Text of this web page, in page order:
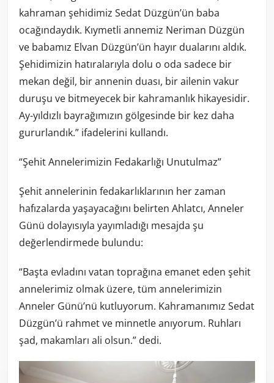
kahraman şehidimiz Sedat Düzgün’ün baba
ocağındaydık. Kıymetli annemiz Neriman Düzgün
ve babamız Elvan Düzgün’ün hayır dualarını aldık.
Şehidimizin hatıralarıyla dolu o oda sadece bir
mekan değil, bir annenin duası, bir ailenin vakur
duruşu ve bitmeyecek bir kahramanlık hikayesidir.
Ay-yıldızlı bayrağımızın gölgesinde bir kez daha
gururlandık.” ifadelerini kullandı.
“Şehit Annelerimizin Fedakarlığı Unutulmaz”
Şehit annelerinin fedakarlıklarının her zaman
hafızalarda yaşayacağını belirten Ahlatcı, Anneler
Günü dolayısıyla yayımladığı mesajda şu
değerlendirmede bulundu:
“Başta evladını vatan toprağına emanet eden şehit
annelerimiz olmak üzere, tüm annelerimizin
Anneler Günü’nü kutluyorum. Kahramanımız Sedat
Düzgün’ü rahmet ve minnetle anıyorum. Ruhları
şad, makamları ali olsun.” dedi.